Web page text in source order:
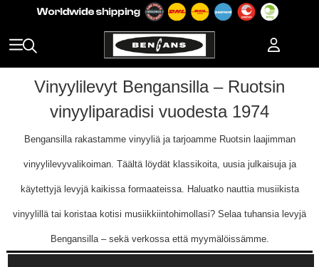
Vinyylilevyt Bengansilla – Ruotsin
vinyyliparadisi vuodesta 1974
Bengansilla rakastamme vinyyliä ja tarjoamme Ruotsin laajimman
vinyylilevyvalikoiman. Täältä löydät klassikoita, uusia julkaisuja ja
käytettyjä levyjä kaikissa formaateissa. Haluatko nauttia musiikista
vinyylillä tai koristaa kotisi musiikkiintohimollasi? Selaa tuhansia levyjä
Bengansilla – sekä verkossa että myymälöissämme.